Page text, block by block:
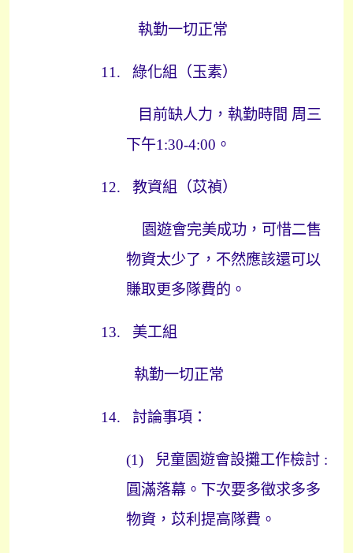
執勤一切正常
11. 綠化組（玉素）
目前缺人力，執勤時間 周三
下午1:30-4:00 。
12. 教資組（苡禎）
園遊會完美成功，可惜二售
物資太少了，不然應該還可以
賺取更多隊費的。
13. 美工組
執勤一切正常
14. 討論事項：
(1) 兒童園遊會設攤工作檢討 :
圓滿落幕。下次要多徵求多多
物資，苡利提高隊費。